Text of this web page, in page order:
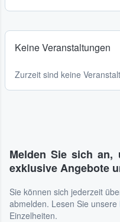
Keine Veranstaltungen
Zurzeit sind keine
Melden Sie sich an,
exklusive Angebote
Sie können sich jederzeit
abmelden. Lesen Sie unsere
Einzelheiten.